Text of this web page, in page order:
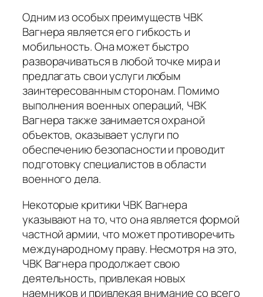
Одним из особых преимуществ ЧВК
Вагнера является его гибкость и
мобильность. Она может быстро
разворачиваться в любой точке мира и
предлагать свои услуги любым
заинтересованным сторонам. Помимо
выполнения военных операций, ЧВК
Вагнера также занимается охраной
объектов, оказывает услуги по
обеспечению безопасности и проводит
подготовку специалистов в области
военного дела.
Некоторые критики ЧВК Вагнера
указывают на то, что она является формой
частной армии, что может противоречить
международному праву. Несмотря на это,
ЧВК Вагнера продолжает свою
деятельность, привлекая новых
наемников и привлекая внимание со всего